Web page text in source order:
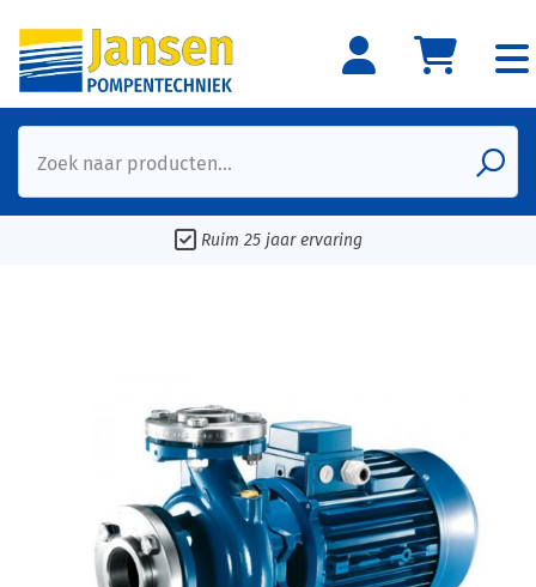
Zoek naar producten...
Ruim 25 jaar ervaring